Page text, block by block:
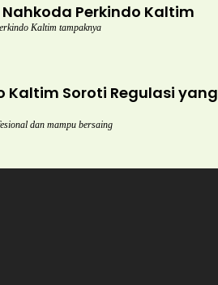
Perkindo Kaltim
Kaltim tampaknya
Kaltim Soroti Regulasi yang
dan mampu bersaing